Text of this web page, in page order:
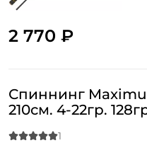
2 770 ₽
Спиннинг
210см. 4-22гр.